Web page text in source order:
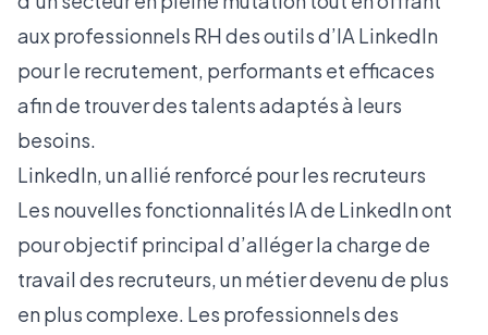
aux professionnels RH des outils d’IA LinkedIn
pour le recrutement, performants et efficaces
afin de trouver des talents adaptés à leurs
besoins.
LinkedIn, un allié renforcé pour les recruteurs
Les nouvelles fonctionnalités IA de LinkedIn ont
pour objectif principal d’alléger la charge de
travail des recruteurs, un métier devenu de plus
en plus complexe. Les professionnels des